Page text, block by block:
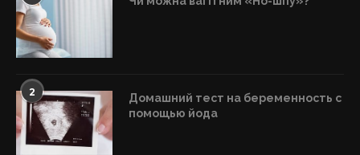
2
Домашний тест на беременность с
помощью йода